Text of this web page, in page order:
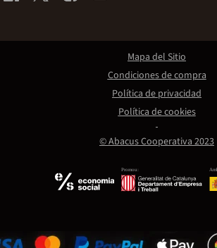
Promou:
© Abacus Cooperativa 2023
Mapa del Sitio
Condiciones de compra
Política de privacidad
Política de cookies